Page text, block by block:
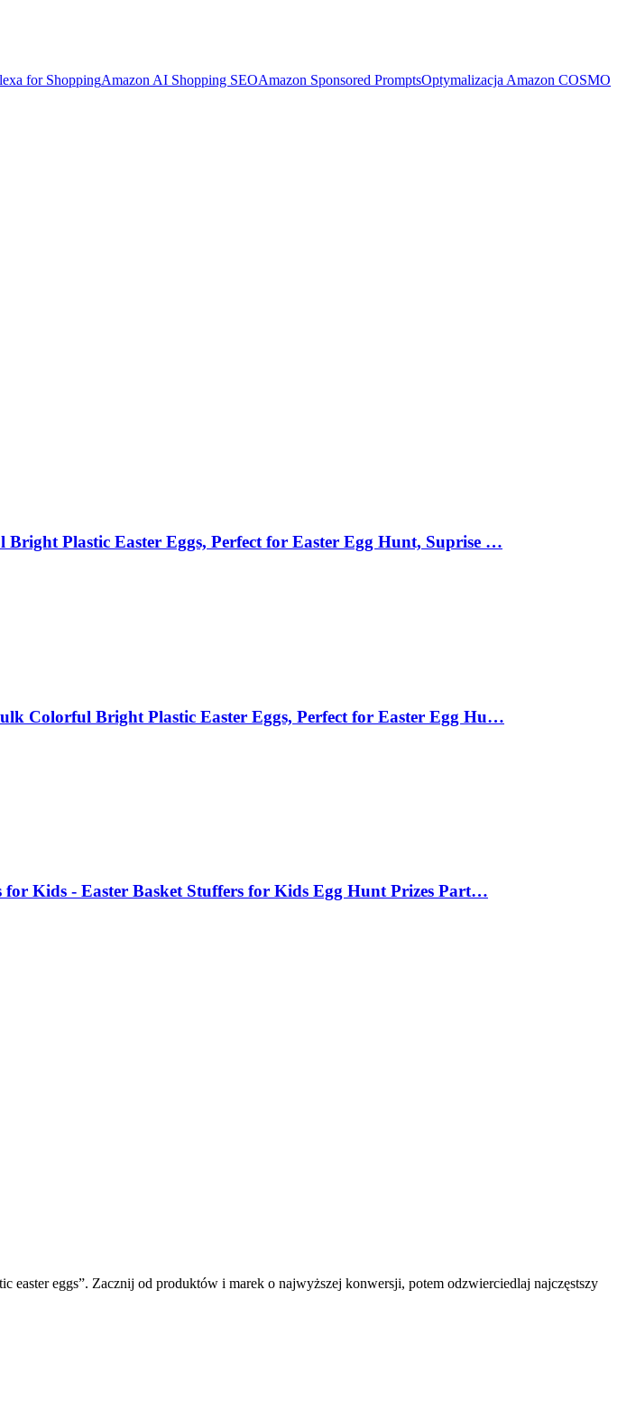
for ShoppingAmazon AI Shopping SEOAmazon Sponsored PromptsOptymalizacja Amazon COSMO
Plastic Easter Eggs, Perfect for Easter Egg Hunt, Suprise …
Colorful Bright Plastic Easter Eggs, Perfect for Easter Egg Hu…
Kids - Easter Basket Stuffers for Kids Egg Hunt Prizes Part…
eggs”. Zacznij od produktów i marek o najwyższej konwersji, potem odzwierciedlaj najczęstszy